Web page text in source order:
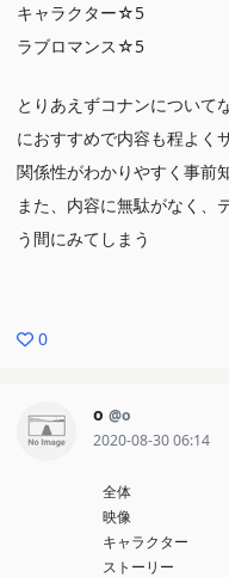
キャラクター☆5
ラブロマンス☆5
とりあえずコナンについて
におすすめで内容も程よく
関係性がわかりやすく事前
また、内容に無駄がなく、
う間にみてしまう
そして、トロピカルランド
リーズのファンもかなり楽し
ず蘭が命を狙われ、
コナンが蘭に尽くすところ
0
ο @o
2020-08-30 06:14
全体
映像
キャラクター
ストーリー